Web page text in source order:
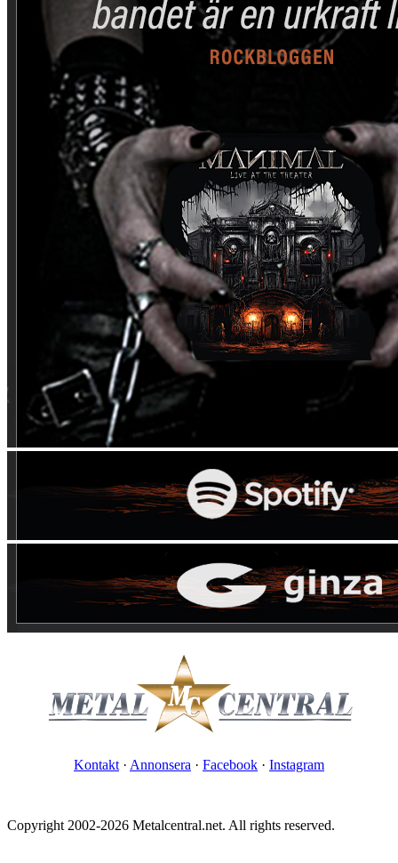
Kontakt · Annonsera · Facebook · Instagram
Copyright 2002-2026 Metalcentral.net. All rights reserved.